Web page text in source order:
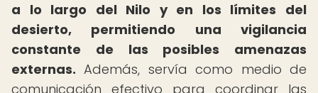
a lo largo del Nilo y en los límites del
desierto, permitiendo una vigilancia
constante de las posibles amenazas
externas. Además, servía como medio de
comunicación efectivo para coordinar las